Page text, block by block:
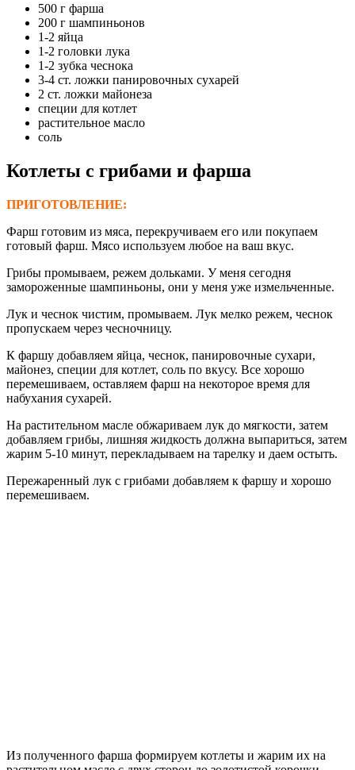
500 г фарша
200 г шампиньонов
1-2 яйца
1-2 головки лука
1-2 зубка чеснока
3-4 ст. ложки панировочных сухарей
2 ст. ложки майонеза
специи для котлет
растительное масло
соль
Котлеты с грибами и фарша
ПРИГОТОВЛЕНИЕ:
Фарш готовим из мяса, перекручиваем его или покупаем
готовый фарш. Мясо используем любое на ваш вкус.
Грибы промываем, режем дольками. У меня сегодня
замороженные шампиньоны, они у меня уже измельченные.
Лук и чеснок чистим, промываем. Лук мелко режем, чеснок
пропускаем через чесночницу.
К фаршу добавляем яйца, чеснок, панировочные сухари,
майонез, специи для котлет, соль по вкусу. Все хорошо
перемешиваем, оставляем фарш на некоторое время для
набухания сухарей.
На растительном масле обжариваем лук до мягкости, затем
добавляем грибы, лишняя жидкость должна выпариться, затем
жарим 5-10 минут, перекладываем на тарелку и даем остыть.
Пережаренный лук с грибами добавляем к фаршу и хорошо
перемешиваем.
Из полученного фарша формируем котлеты и жарим их на